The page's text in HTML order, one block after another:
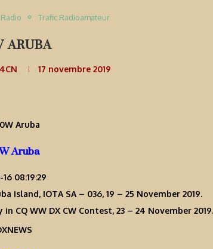
Trafic Radioamateur
17 novembre 2019
Aruba
16 08:19:29
Island, IOTA SA – 036, 19 – 25 November 2019.
CQ WW DX CW Contest, 23 – 24 November 2019.